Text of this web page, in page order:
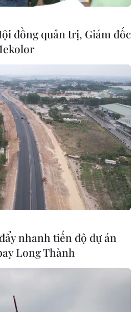
mại nông sản Việt
có hiệu lực từ năm nay, trao
lâm nghiệp và chăn nuôi giữa
tăng trưởng.
đồng quản trị, Giám đốc
nhanh tiến độ dự án
Long Thành